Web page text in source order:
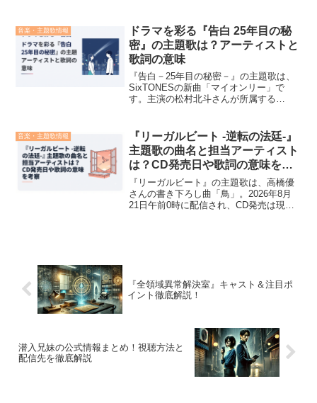
ことで、国境を越える人々の物語と、出
会いや別れ...
音楽・主題歌情報
ドラマを彩る『告白 25年目の秘
密』の主題歌は？アーティストと
歌詞の意味
『告白－25年目の秘密－』の主題歌は、
SixTONESの新曲「マイオンリー」で
す。主演の松村北斗さんが所属する
『告白－25年目の秘密－』の主題歌は
SixTONE...
音楽・主題歌情報
『リーガルビート -逆転の法廷-』
主題歌の曲名と担当アーティスト
は？CD発売日や歌詞の意味を考
察
『リーガルビート』の主題歌は、高橋優
さんの書き下ろし曲「鳥」。2026年8月
21日午前0時に配信され、CD発売は現時
『全領域異常解決室』キャスト＆注目ポ
イント徹底解説！
潜入兄妹の公式情報まとめ！視聴方法と
配信先を徹底解説